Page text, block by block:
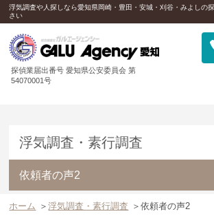
浮気調査や人探しなら愛知県岡崎・豊田・安城・刈谷・みよしの
さい
探偵業届出番号 愛知県公安委員会 第
54070001号
浮気調査・素行調査
依頼者の声2
ホーム ＞浮気調査・素行調査 ＞依頼者の声2